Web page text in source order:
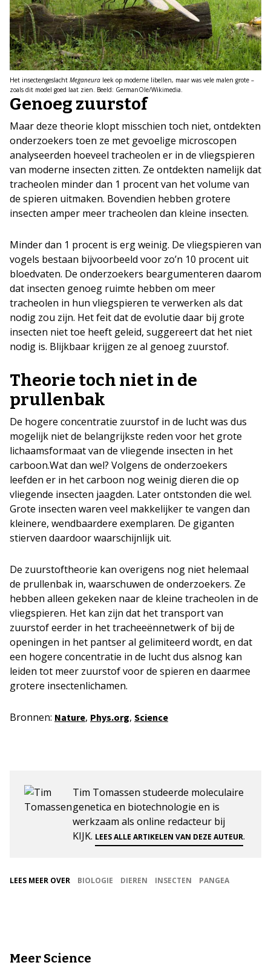
Het insectengeslacht Meganeura leek op moderne libellen, maar was vele malen grote –
zoals dit model goed laat zien. Beeld: GermanOle/Wikimedia.
Genoeg zuurstof
Maar deze theorie klopt misschien toch niet, ontdekten
onderzoekers toen ze met gevoelige microscopen
analyseerden hoeveel tracheolen er in de vliegspieren
van moderne insecten zitten. Ze ontdekten namelijk dat
tracheolen minder dan 1 procent van het volume van
de spieren uitmaken. Bovendien hebben grotere
insecten amper meer tracheolen dan kleine insecten.
Minder dan 1 procent is erg weinig. De vliegspieren van
vogels bestaan bijvoorbeeld voor zo’n 10 procent uit
bloedvaten. De onderzoekers beargumenteren daarom
dat insecten genoeg ruimte hebben om meer
tracheolen in hun vliegspieren te verwerken als dat
nodig zou zijn. Het feit dat de evolutie daar bij grote
insecten niet toe heeft geleid, suggereert dat het niet
nodig is. Blijkbaar krijgen ze al genoeg zuurstof.
Theorie toch niet in de
prullenbak
De hogere concentratie zuurstof in de lucht was dus
mogelijk niet de belangrijkste reden voor het grote
lichaamsformaat van de vliegende insecten in het
carboon.Wat dan wel? Volgens de onderzoekers
leefden er in het carboon nog weinig dieren die op
vliegende insecten jaagden. Later ontstonden die wel.
Grote insecten waren veel makkelijker te vangen dan
kleinere, wendbaardere exemplaren. De giganten
stierven daardoor waarschijnlijk uit.
De zuurstoftheorie kan overigens nog niet helemaal
de prullenbak in, waarschuwen de onderzoekers. Ze
hebben alleen gekeken naar de kleine tracheolen in de
vliegspieren. Het kan zijn dat het transport van
zuurstof eerder in het tracheeënnetwerk of bij de
openingen in het pantser al gelimiteerd wordt, en dat
een hogere concentratie in de lucht dus alsnog kan
leiden tot meer zuurstof voor de spieren en daarmee
grotere insectenlichamen.
Bronnen: Nature, Phys.org, Science
Tim Tomassen studeerde moleculaire
genetica en biotechnologie en is
werkzaam als online redacteur bij
KIJK. LEES ALLE ARTIKELEN VAN DEZE AUTEUR.
LEES MEER OVER BIOLOGIE DIEREN INSECTEN PANGEA
Meer Science